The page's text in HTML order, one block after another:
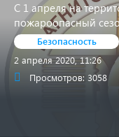
С 1 апреля на
пожароопасный
Безопасность
2 апреля 2020, 11:26
Просмотров: 3058